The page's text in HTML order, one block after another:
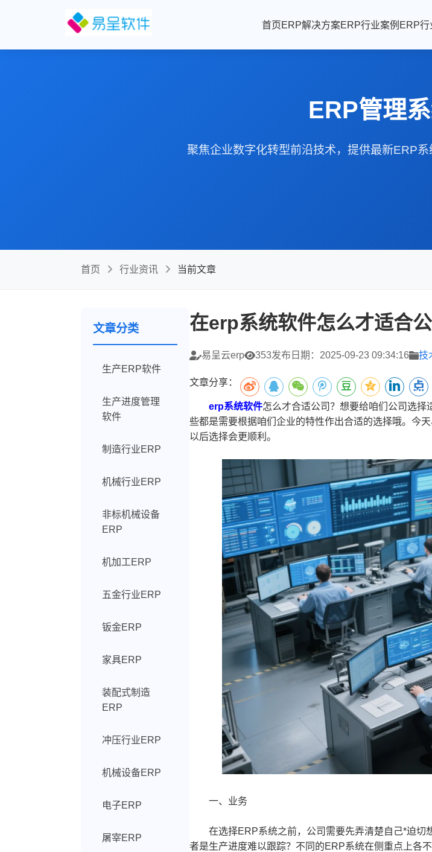
首页ERP解决方案ERP行业案例 ERP
ERP管理
聚焦企业数字化转型前沿技术，提供最新ERP
首页 行业资讯 当前文章
文章分类
生产ERP软件
生产进度管理
软件
制造行业ERP
机械行业ERP
非标机械设备
ERP
机加工ERP
五金行业ERP
钣金ERP
家具ERP
装配式制造
ERP
冲压行业ERP
机械设备ERP
电子ERP
屠宰ERP
在erp系统软件怎么才适合
易呈云erp 353发布日期：2025-09-23 09:34:16 技
文章分享：
erp系统软件怎么才合适公司？想要给咱们公司选
些都是需要根据咱们企业的特性作出合适的选择哦。今
以后选择会更顺利。
一、业务
在选择ERP系统之前，公司需要先弄清楚自己*迫切
者是生产进度难以跟踪？不同的ERP系统在侧重点上各